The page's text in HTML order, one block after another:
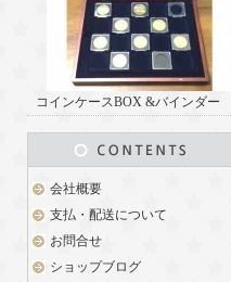
コインケースBOX &バインダー
会社概要
支払・配送について
お問合せ
ショップブログ